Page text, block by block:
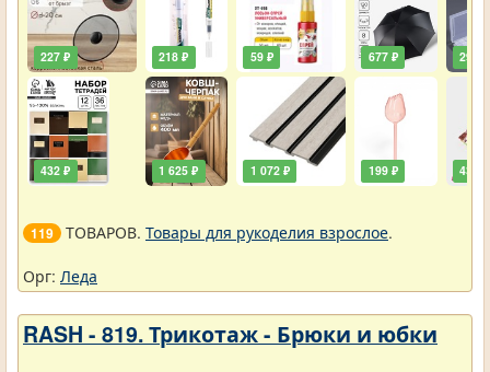
227 ₽
432 ₽
218 ₽
1 625 ₽
59 ₽
1 072 ₽
677 ₽
199 ₽
290 ₽
432 ₽
119 ТОВАРОВ. Товары для рукоделия взрослое.
Орг: Леда
RASH - 819. Трикотаж - Брюки и юбки